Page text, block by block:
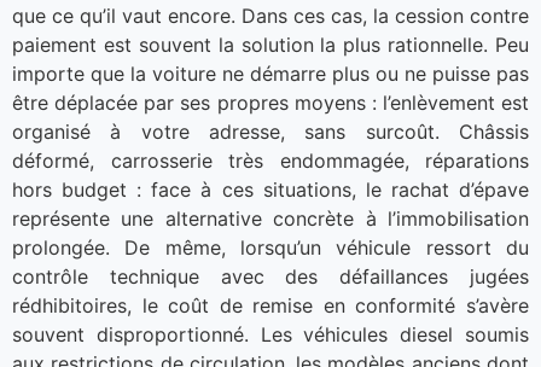
que ce qu’il vaut encore. Dans ces cas, la cession contre
paiement est souvent la solution la plus rationnelle. Peu
importe que la voiture ne démarre plus ou ne puisse pas
être déplacée par ses propres moyens : l’enlèvement est
organisé à votre adresse, sans surcoût. Châssis
déformé, carrosserie très endommagée, réparations
hors budget : face à ces situations, le rachat d’épave
représente une alternative concrète à l’immobilisation
prolongée. De même, lorsqu’un véhicule ressort du
contrôle technique avec des défaillances jugées
rédhibitoires, le coût de remise en conformité s’avère
souvent disproportionné. Les véhicules diesel soumis